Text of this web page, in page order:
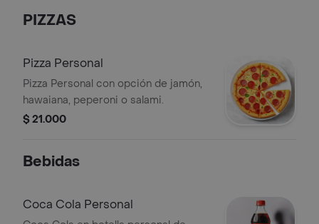
PIZZAS
Pizza Personal
Pizza Personal con opción de jamón,
hawaiana, peperoni o salami.
$ 21.000
Bebidas
Coca Cola Personal